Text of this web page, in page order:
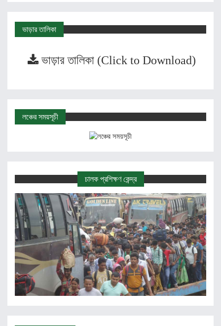
ভাড়ার তালিকা
ভাড়ার তালিকা (Click to Download)
লঞ্চের সময়সূচী
চালক প্রশিক্ষণ কেন্দ্র